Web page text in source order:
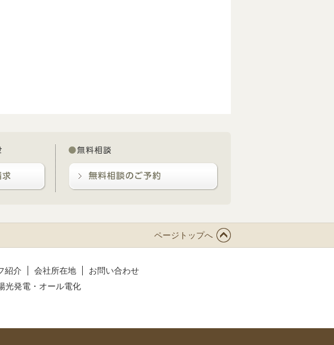
ページトップへ
紹介 会社所在地
お問い合わせ
光発電・オール電化